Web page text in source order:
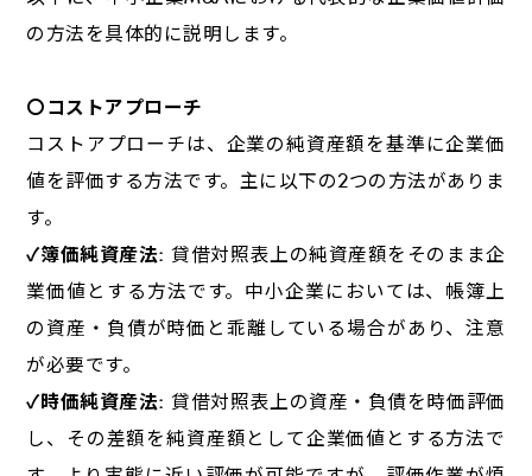
の方法を具体的に説明します。
〇コストアプローチ
コストアプローチは、企業の純資産額を基準に企業価
値を評価する方法です。主に以下の 2 つの方法がありま
す。
✓簿価純資産法 : 貸借対照表上の純資産額をそのまま企
業価値とする方法です。中小企業においては、帳簿上
の資産・負債が時価と乖離している場合があり、注意
が必要です。
✓時価純資産法 : 貸借対照表上の資産・負債を時価評価
し、その差額を純資産額として企業価値とする方法で
す。より実態に近い評価が可能ですが、評価作業が煩